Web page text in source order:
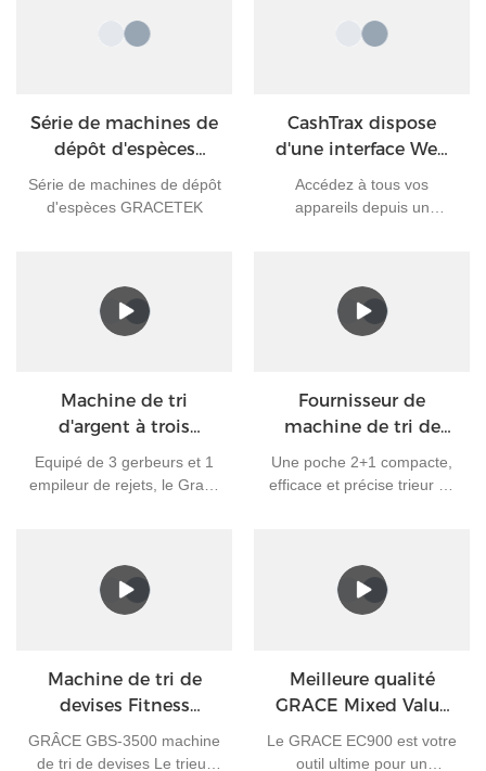
Série de machines de
dépôt d'espèces
GRACETEK
Série de machines de dépôt
d'espèces GRACETEK
CashTrax dispose
d'une interface Web
moderne et
personnalisable.
Accédez à tous vos
appareils depuis un
widgets (plugins) pour
suivre vos opérations,
de travail pour une gestion
de trésorerie plus rapide et
plus efficace.
Machine de tri
d'argent à trois
poches Grace 3 + 1
poche Grace GT-31
Equipé de 3 gerbeurs et 1
empileur de rejets, le Grace
mélangés par forme
physique, style
multiples applications et
environnements, la trieuse
d'argent Grace GT-31
transforme vos opérations
Fournisseur de
machine de tri de
devises Grace 2 + 1
Pockets Fitness GT-21
Une poche 2+1 compacte,
efficace et précise trieur de
améliorant
considérablement vos
productivité de votre
personnel. Sa taille
compacte et ses faibles
émissions sonores le
Machine de tri de
devises Fitness
GBS3500
GRÂCE GBS-3500 machine
de tri de devises Le trieur
Meilleure qualité
GRACE Mixed Value
Bill Money Counters
Machine EC900
Le GRACE EC900 est votre
outil ultime pour un